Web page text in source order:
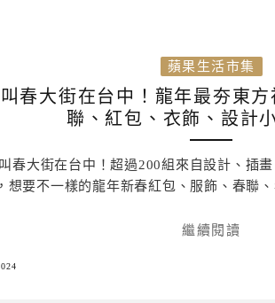
蘋果生活市集
春大街在台中！龍年最夯東
聯、紅包、衣飾、設計
春大街在台中！超過200組來自設計、插
想要不一樣的龍年新春紅包、服飾、春聯
繼續閱讀